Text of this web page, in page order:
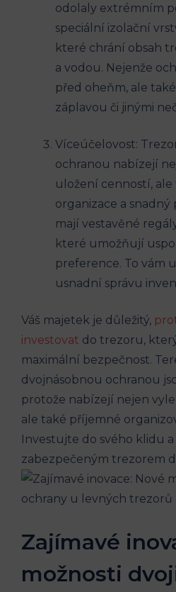
odolaly extrémním
speciální izolační
které chrání obsah
a vodou. Nejenže
před oheňm, ale
záplavou či jinými
Víceúčelovost:
ochranou nabízejí
uložení cenností,
organizace a snadný
mají vestavěné
které umožňují
preference. To vám
usnadní správu
Váš majetek je důležitý,
investovat do trezoru,
maximální bezpečnost.
dvojnásobnou ochranou
protože nabízejí nejen
ale také příjemné
Investujte do svého klidu
zabezpečeným trezorem
Zajímavé
možnosti